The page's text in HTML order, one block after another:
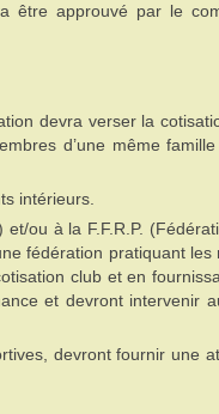
être approuvé par le
devra verser la
d’une même
intérieurs.
ou à la F.F.R.P.
fédération pratiquant les
club et en
et devront intervenir
devront fournir une